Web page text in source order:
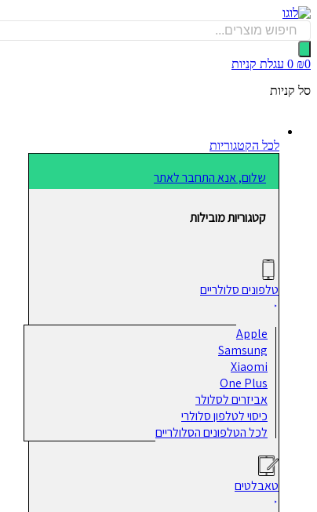
דלג
לתוכן
Products
search
₪0
0 עגלת קניות
סל קניות
לכל הקטגוריות
שלום, אנא התחבר לאתר
קטגוריות מובילות
טלפונים סלולריים
Apple
Samsung
Xiaomi
One Plus
אביזרים לסלולר
כיסוי לטלפון סלולרי
לכל הטלפונים הסלולריים
טאבלטים